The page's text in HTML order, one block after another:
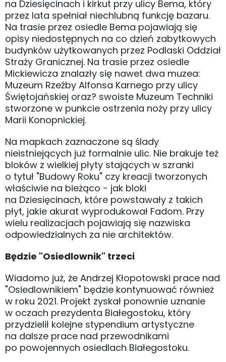
na Dziesięcinach i kirkut przy ulicy Bema, który
przez lata spełniał niechlubną funkcję bazaru.
Na trasie przez osiedle Bema pojawiają się
opisy niedostępnych na co dzień zabytkowych
budynków użytkowanych przez Podlaski Oddział
Straży Granicznej. Na trasie przez osiedle
Mickiewicza znalazły się nawet dwa muzea:
Muzeum Rzeźby Alfonsa Karnego przy ulicy
Świętojańskiej oraz? swoiste Muzeum Techniki
stworzone w punkcie ostrzenia noży przy ulicy
Marii Konopnickiej.
Na mapkach zaznaczone są ślady
nieistniejących już formalnie ulic. Nie brakuje też
bloków z wielkiej płyty stających w szranki
o tytuł "Budowy Roku" czy kreacji tworzonych
właściwie na bieżąco - jak bloki
na Dziesięcinach, które powstawały z takich
płyt, jakie akurat wyprodukował Fadom. Przy
wielu realizacjach pojawiają się nazwiska
odpowiedzialnych za nie architektów.
Będzie "Osiedlownik" trzeci
Wiadomo już, że Andrzej Kłopotowski prace nad
"Osiedlownikiem" będzie kontynuować również
w roku 2021. Projekt zyskał ponownie uznanie
w oczach prezydenta Białegostoku, który
przydzielił kolejne stypendium artystyczne
na dalsze prace nad przewodnikami
po powojennych osiedlach Białegostoku.